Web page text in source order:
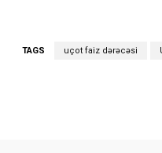
TAGS uçot faiz dərəcəsi